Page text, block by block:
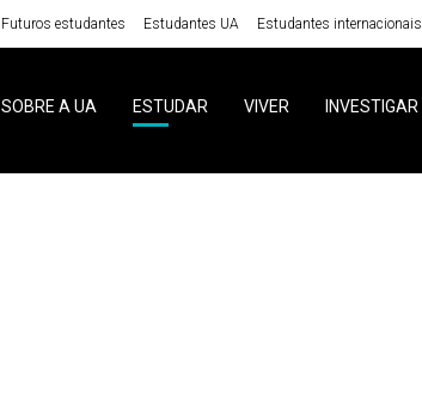
Futuros estudantes Estudantes UA Estudantes internacionais
SOBRE A UA ESTUDAR VIVER INVESTIGAR